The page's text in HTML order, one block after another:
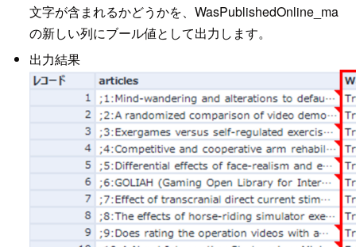
文字が含まれるかどうかを、WasPublishedOnline_ma
の新しい列にブール値として出力します。
出力結果